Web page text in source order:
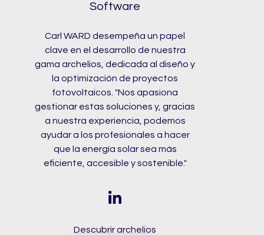
Software
Carl WARD desempeña un papel
clave en el desarrollo de nuestra
gama archelios, dedicada al diseño y
la optimización de proyectos
fotovoltaicos. "Nos apasiona
gestionar estas soluciones y, gracias
a nuestra experiencia, podemos
ayudar a los profesionales a hacer
que la energía solar sea más
eficiente, accesible y sostenible."
Descubrir archelios